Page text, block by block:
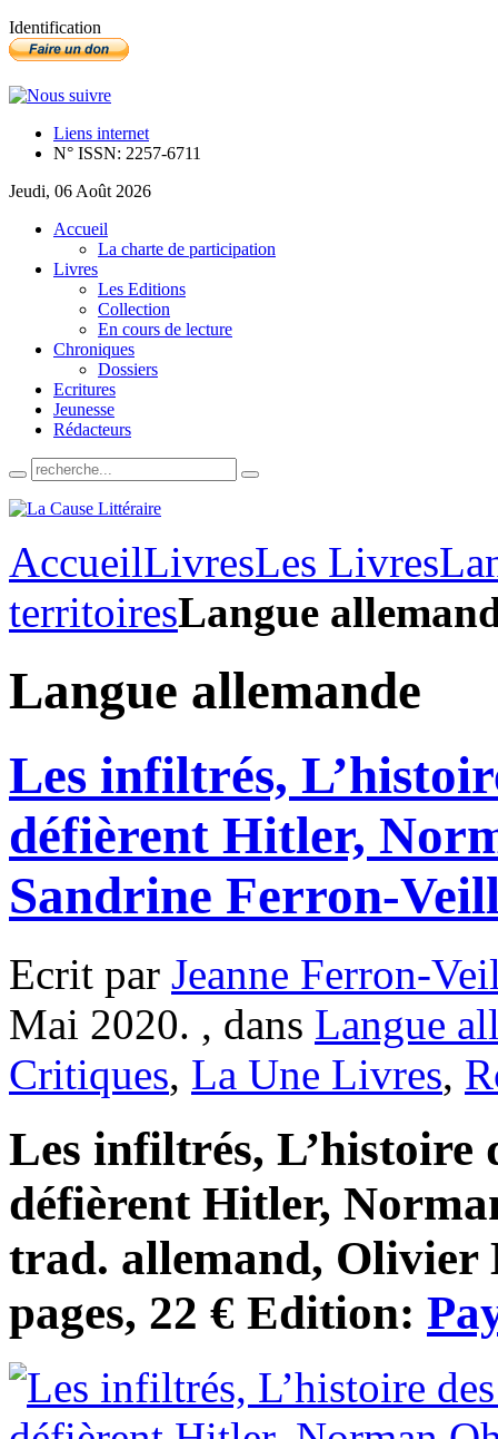
Identification
Liens internet
N° ISSN: 2257-6711
Jeudi, 06 Août 2026
Accueil
La charte de participation
Livres
Les Editions
Collection
En cours de lecture
Chroniques
Dossiers
Ecritures
Jeunesse
Rédacteurs
AccueilLivresLes Livres
territoiresLangue
Langue allemande
Les infiltrés,
défièrent Hitler,
Sandrine Ferron-
Ecrit par Jeanne Ferron-
Mai 2020. , dans Langue
Critiques, La Une Livres,
Les infiltrés, L’histoire
défièrent Hitler,
trad. allemand, Olivier
pages, 22 € Edition: